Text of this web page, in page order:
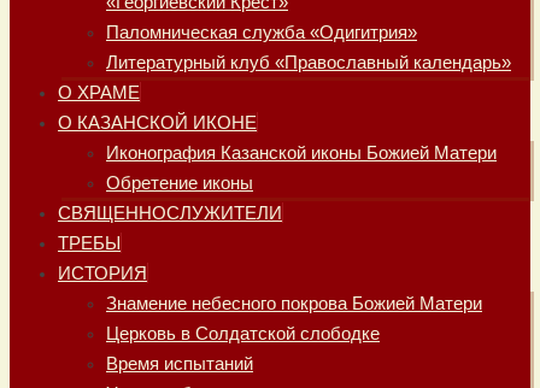
Паломническая служба «Одигитрия»
Литературный клуб «Православный календарь»
О ХРАМЕ
О КАЗАНСКОЙ ИКОНЕ
Иконография Казанской иконы Божией Матери
Обретение иконы
СВЯЩЕННОСЛУЖИТЕЛИ
ТРЕБЫ
ИСТОРИЯ
Знамение небесного покрова Божией Матери
Церковь в Солдатской слободке
Время испытаний